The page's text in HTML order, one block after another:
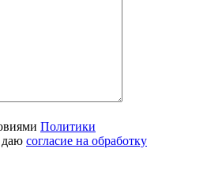
Политики
согласие на обработку